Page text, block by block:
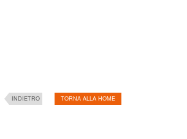
INDIETRO TORNA ALLA HOME